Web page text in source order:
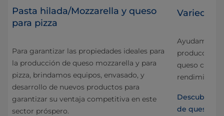
Pasta hilada/Mozzarella y queso
para pizza
Para garantizar las propiedades ideales para
la producción de queso mozzarella y para
pizza, brindamos equipos, envasado, y
desarrollo de nuevos productos para
garantizar su ventaja competitiva en este
sector próspero.
Ayudamos a
producción
queso
rendimiento.
Descubra
de queso